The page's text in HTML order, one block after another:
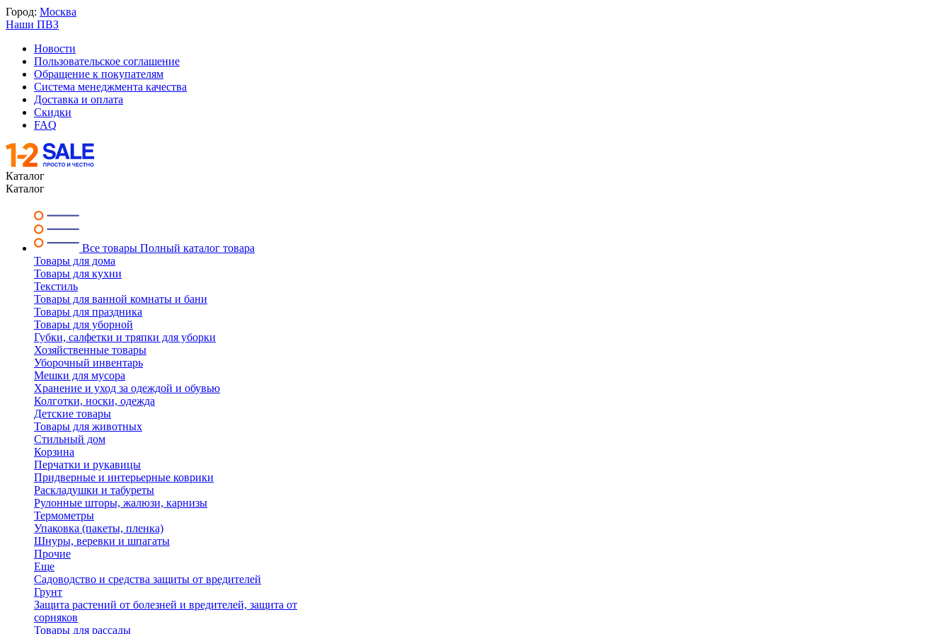
Город: Москва
Наши ПВЗ
Новости
Пользовательское соглашение
Обращение к покупателям
Система менеджмента качества
Доставка и оплата
Скидки
FAQ
Каталог
Каталог
Все товары Полный каталог товара
Товары для дома
Товары для кухни
Текстиль
Товары для ванной комнаты и бани
Товары для праздника
Товары для уборной
Губки, салфетки и тряпки для уборки
Хозяйственные товары
Уборочный инвентарь
Мешки для мусора
Хранение и уход за одеждой и обувью
Колготки, носки, одежда
Детские товары
Товары для животных
Стильный дом
Корзина
Перчатки и рукавицы
Придверные и интерьерные коврики
Раскладушки и табуреты
Рулонные шторы, жалюзи, карнизы
Термометры
Упаковка (пакеты, пленка)
Шнуры, веревки и шпагаты
Прочие
Еще
Садоводство и средства защиты от вредителей
Грунт
Защита растений от болезней и вредителей, защита от
сорняков
Товары для рассады